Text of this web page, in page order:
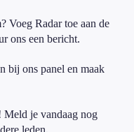
Voeg Radar toe aan de
ons een bericht.
bij ons panel en maak
Meld je vandaag nog
leden.